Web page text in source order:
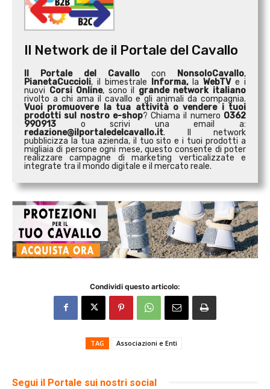
Il Network de il Portale del Cavallo
Il Portale del Cavallo con NonsoloCavallo,
PianetaCuccioli, il bimestrale Informa,laWebTVe i
nuovi Corsi Online, sono il grande network italiano
rivolto a chi ama il cavallo e gli animali da compagnia.
Vuoi promuovere la tua attività ovendere i tuoi
prodotti sul nostro e-shop? Chiama il numero 0362
990913 o scrivi una email a:
redazione@ilportaledelcavallo.it. Il network
pubblicizza la tua azienda, il tuo sito e i tuoi prodotti a
migliaia di persone ogni mese, questo consente di poter
realizzare campagne di marketing verticalizzate e
integrate tra il mondo digitale e il mercato reale.
Condividi questo articolo:
TAG Associazioni e Enti
Segui il Portale sui nostri social